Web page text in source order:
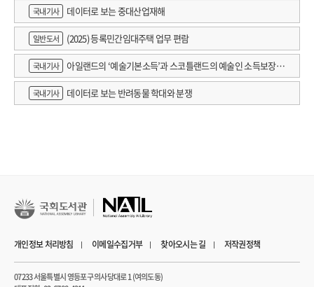
국내기사 데이터로 보는 중대산업재해
일반도서 (2025) 등록민간임대주택 업무 편람
국내기사
아일랜드의 ‘예술기본소득’과 스코틀랜드의 예술인 소득보장정
책 논의
국내기사 데이터로 보는 반려동물 학대와 분쟁
개인정보 처리방침 이메일수집거부 찾아오시는 길 저작권정책
07233 서울특별시 영등포구 의사당대로 1 (여의도동)